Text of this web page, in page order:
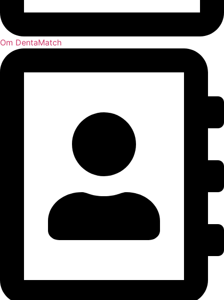
Om DentaMatch